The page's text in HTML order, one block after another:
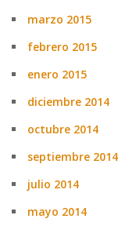
marzo 2015
febrero 2015
enero 2015
diciembre 2014
octubre 2014
septiembre 2014
julio 2014
mayo 2014